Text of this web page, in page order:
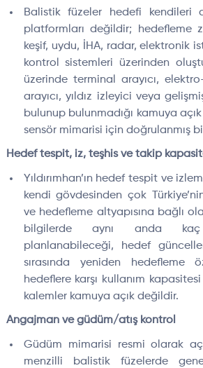
Balistik füzeler hedefi kendileri
platformları değildir; hedefleme
keşif, uydu, İHA, radar, elektronik
kontrol sistemleri üzerinden
üzerinde terminal arayıcı,
arayıcı, yıldız izleyici veya
bulunup bulunmadığı kamuya
sensör mimarisi için doğrulanmış
Hedef tespit, iz, teşhis ve takip
Yıldırımhan’ın hedef tespit ve
kendi gövdesinden çok
ve hedefleme altyapısına bağlı
bilgilerde aynı anda
planlanabileceği, hedef
sırasında yeniden hedefleme
hedeflere karşı kullanım kapasitesi
kalemler kamuya açık değildir.
Angajman ve güdüm/atış kontrol
Güdüm mimarisi resmi olarak
menzilli balistik füzelerde